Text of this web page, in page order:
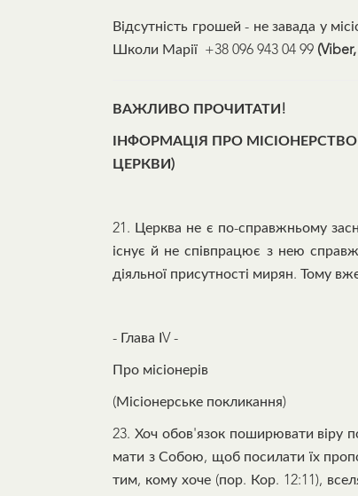
Відсутність грошей - не завада у
Школи Марії +38 096 943 04 99
ВАЖЛИВО ПРОЧИТАТИ!
ІНФОРМАЦІЯ ПРО
ЦЕРКВИ)
21. Церква не є по-справжньому
існує й не співпрацює з нею
діяльної присутності мирян. Тому
- Глава ІV -
Про місіонерів
(Місіонерське покликання)
23. Хоч обов'язок поширювати віру
мати з Собою, щоб посилати їх
тим, кому хоче (пор. Кор. 12:11),